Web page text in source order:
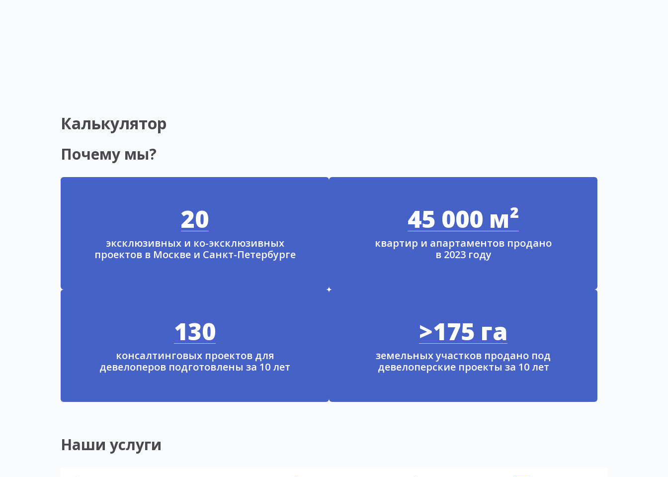
Калькулятор
Почему мы?
20
эксклюзивных и ко-эксклюзивных
проектов в Москве и Санкт-Петербурге
45 000 м²
квартир и апартаментов продано
в 2023 году
130
консалтинговых проектов для
девелоперов подготовлены за 10 лет
>175 га
земельных участков продано под
девелоперские проекты за 10 лет
Наши услуги